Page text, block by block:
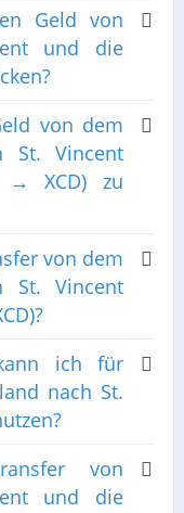
Geld von
und die
von dem
St. Vincent
→ XCD) zu
von dem
St. Vincent
ich für
nach St.
von
und die